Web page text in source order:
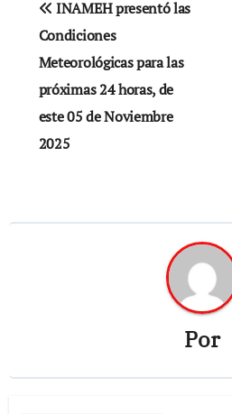
de
entradas
INAMEH presentó las
Condiciones
Meteorológicas para las
próximas 24 horas, de
este 05 de Noviembre
2025
Por